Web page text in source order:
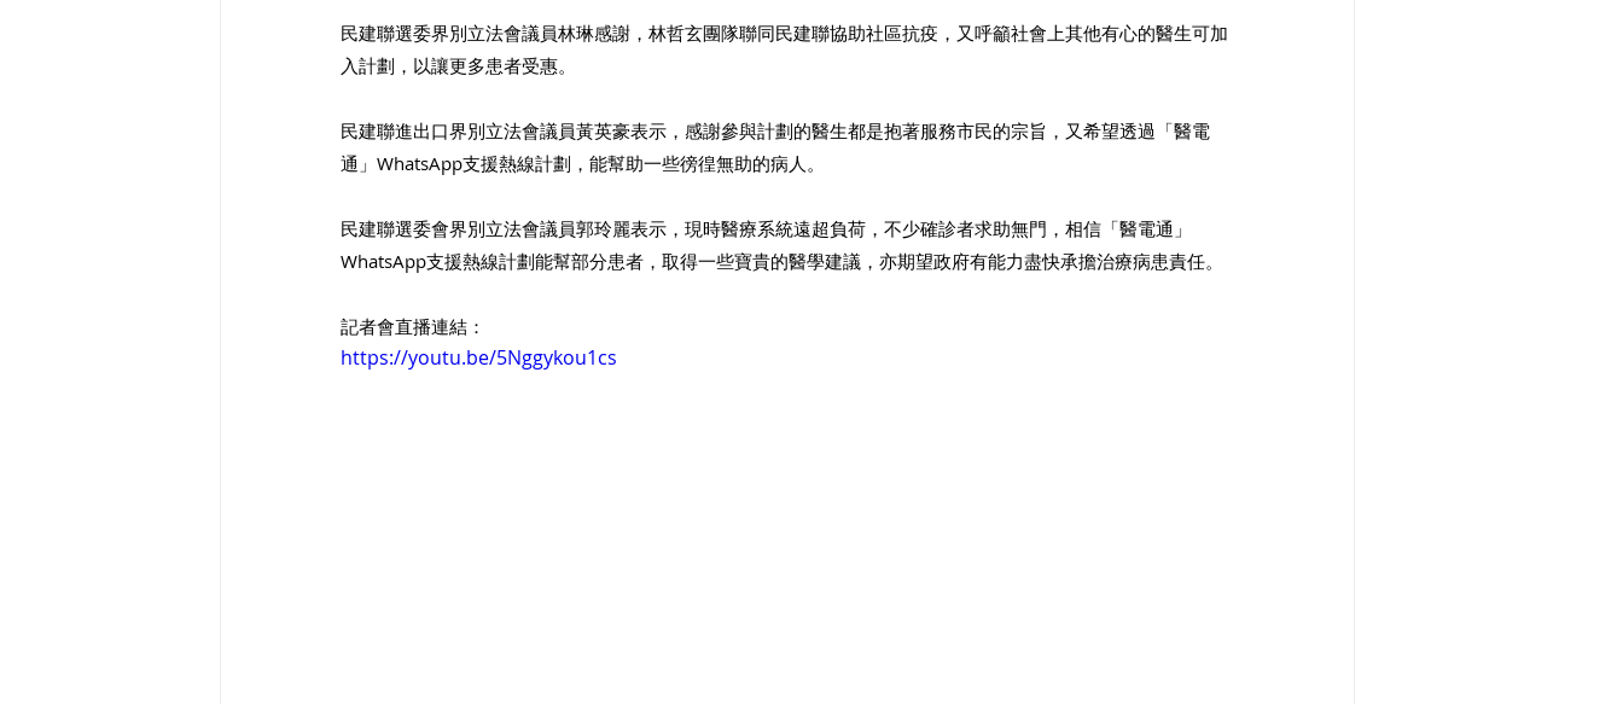
民建聯選委界別立法會議員林琳感謝，林哲玄團隊聯同民建聯協助社區抗疫，又呼籲社會上其他有心的醫生可加
入計劃，以讓更多患者受惠。
民建聯進出口界別立法會議員黃英豪表示，感謝參與計劃的醫生都是抱著服務市民的宗旨，又希望透過「醫電
通」WhatsApp支援熱線計劃，能幫助一些徬徨無助的病人。
民建聯選委會界別立法會議員郭玲麗表示，現時醫療系統遠超負荷，不少確診者求助無門，相信「醫電通」
WhatsApp支援熱線計劃能幫部分患者，取得一些寶貴的醫學建議，亦期望政府有能力盡快承擔治療病患責任。
記者會直播連結：
https://youtu.be/5Nggykou1cs